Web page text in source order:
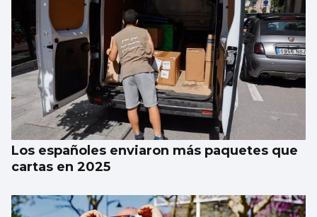
Los españoles enviaron más paquetes que
cartas en 2025